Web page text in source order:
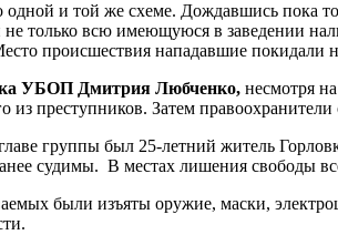
одной и той же схеме. Дождавшись пока
не только всю имеющуюся в заведении
происшествия нападавшие покидали
УБОП Дмитрия Любченко, несмотря
из преступников. Затем
группы был 25-летний житель
судимы. В местах лишения свободы
были изъяты оружие, маски,